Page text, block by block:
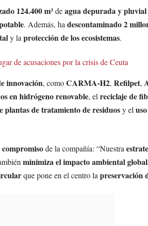
124.400 m³deagua depurada y pluvial
. Además, hadescontaminado 2
y laprotección de los ecosistemas.
de acusaciones por la crisis de Ceuta
innovación, comoCARMA-H2, Refilpet,
en hidrógeno renovable, elreciclaje de
plantas de tratamiento de residuosy el
compromisode la compañía: “Nuestra
minimiza el impacto ambiental global
que pone en el centro lapreservación